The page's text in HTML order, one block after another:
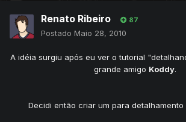
Renato Ribeiro 87
Postado Maio 28, 2010
A idéia surgiu após eu ver o tutorial
grande amigo Koddy.
Decidi então criar um para detalhamento